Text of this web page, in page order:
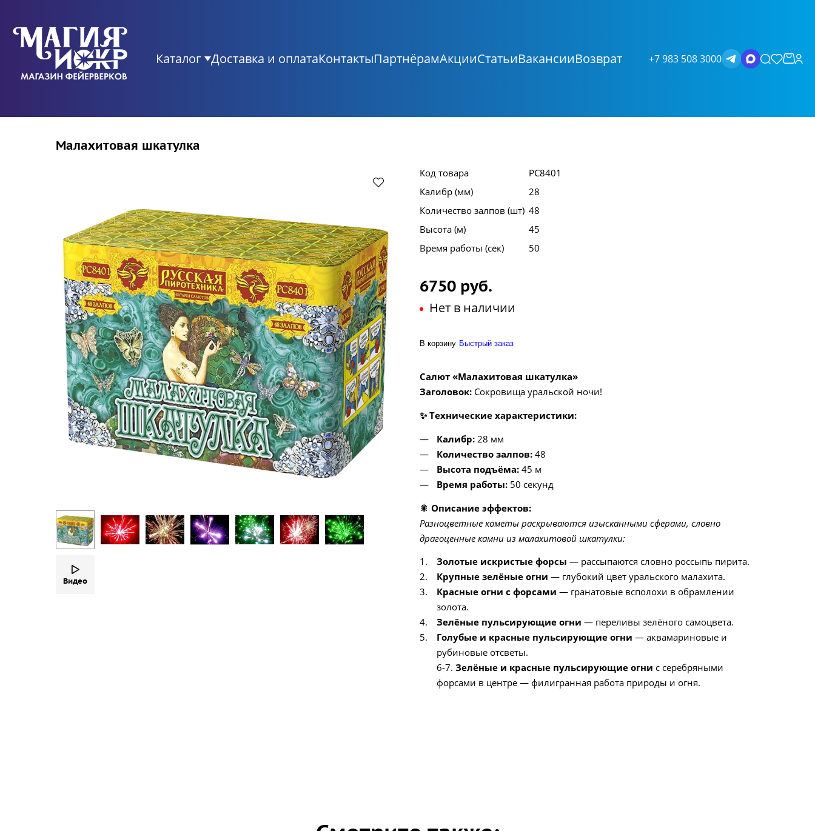
Каталог Доставка и оплатаКонтактыПартнёрамАкцииСтатьиВакансииВозврат +7 983 508 3000
Малахитовая шкатулка
Видео
Код товара
РС8401
Калибр (мм)
28
Количество залпов (шт) 48
Высота (м)
45
Время работы (сек)
50
6750 руб.
Нет в наличии
В корзину Быстрый заказ
Салют «Малахитовая шкатулка»
Заголовок: Сокровища уральской ночи!
✨ Технические характеристики:
Калибр:28 мм
Количество залпов:48
Высота подъёма:45 м
Время работы:50 секунд
🎇 Описание эффектов:
Разноцветные кометы раскрываются изысканными сферами, словно
драгоценные камни из малахитовой шкатулки:
Золотые искристые форсы — рассыпаются словно россыпь пирита.
Крупные зелёные огни — глубокий цвет уральского малахита.
Красные огни с форсами — гранатовые всполохи в обрамлении
золота.
Зелёные пульсирующие огни — переливы зелёного самоцвета.
Голубые и красные пульсирующие огни — аквамариновые и
рубиновые отсветы.
6-7. Зелёные и красные пульсирующие огни с серебряными
форсами в центре — филигранная работа природы и огня.